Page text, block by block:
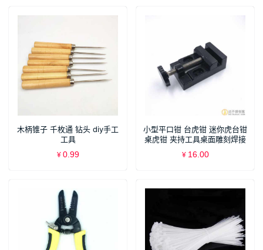
木柄锥子 千枚通 钻头 diy手工
工具
¥ 0.99
小型平口钳 台虎钳 迷你虎台钳
桌虎钳 夹持工具桌面雕刻焊接
辅助
¥ 16.00